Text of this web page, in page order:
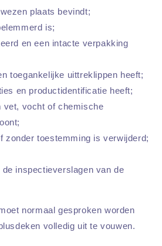
plaats bevindt;
is;
en een intacte verpakking
toegankelijke uittreklippen heeft;
en productidentificatie heeft;
vet, vocht of chemische
zonder toestemming is verwijderd;
de inspectieverslagen van de
normaal gesproken worden
volledig uit te vouwen.